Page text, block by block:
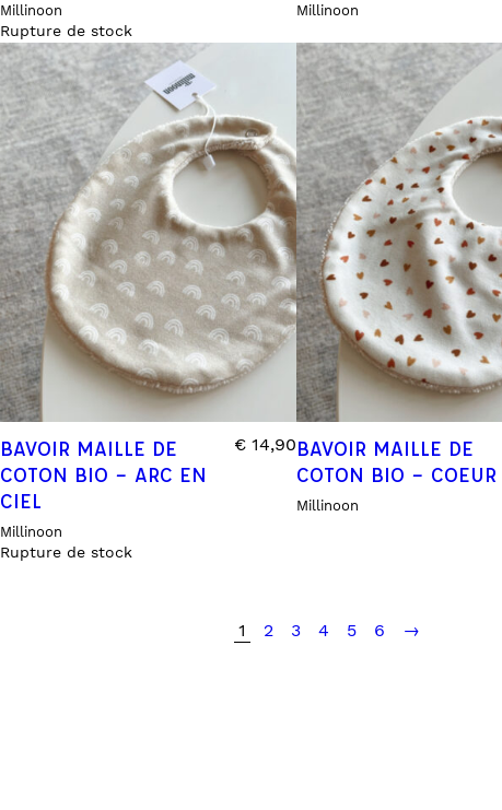
Millinoon
Rupture de stock
Millinoon
BAVOIR MAILLE DE
COTON BIO – ARC EN
CIEL
Millinoon
Rupture de stock
€ 14,90BAVOIR MAILLE DE
COTON BIO – COEUR
Millinoon
1 2 3 4 5 6 →